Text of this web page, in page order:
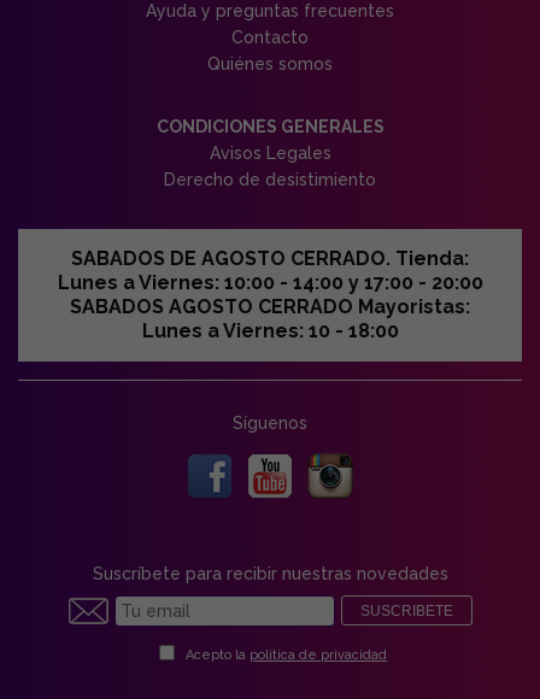
Ayuda y preguntas frecuentes
Contacto
Quiénes somos
CONDICIONES GENERALES
Avisos Legales
Derecho de desistimiento
SABADOS DE AGOSTO CERRADO. Tienda:
Lunes a Viernes: 10:00 - 14:00 y 17:00 - 20:00
SABADOS AGOSTO CERRADO Mayoristas:
Lunes a Viernes: 10 - 18:00
Síguenos
Suscríbete para recibir nuestras novedades
SUSCRIBETE
Acepto la política de privacidad